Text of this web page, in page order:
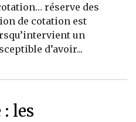
réserve des
de cotation est
un
d’avoir...
: les